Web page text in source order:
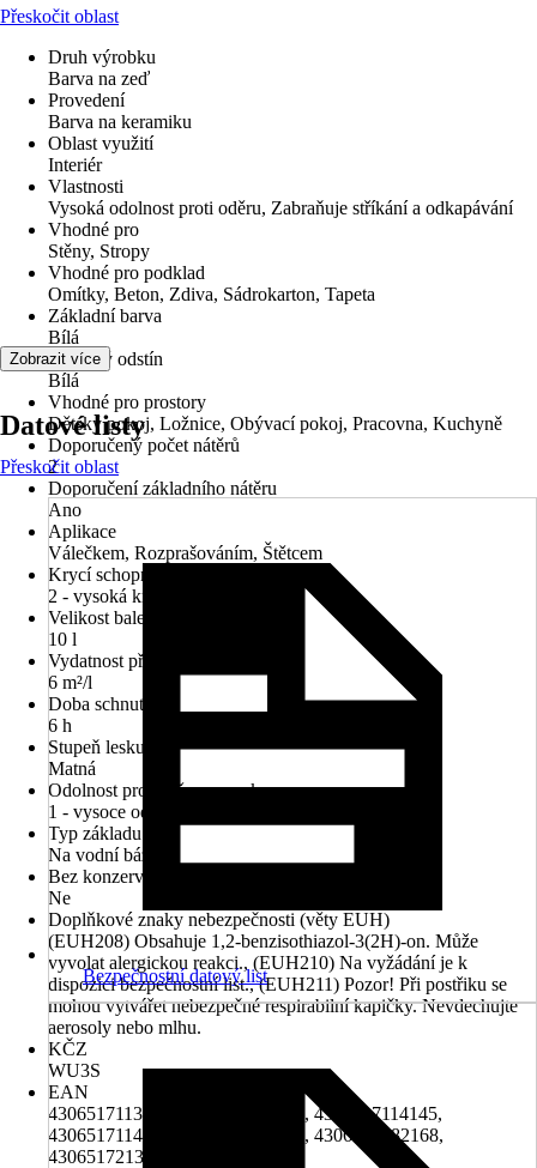
Přeskočit oblast
Druh výrobku
Barva na zeď
Provedení
Barva na keramiku
Oblast využití
Interiér
Vlastnosti
Vysoká odolnost proti oděru, Zabraňuje stříkání a odkapávání
Vhodné pro
Stěny, Stropy
Vhodné pro podklad
Omítky, Beton, Zdiva, Sádrokarton, Tapeta
Základní barva
Bílá
Barevný odstín
Bílá
Vhodné pro prostory
Dětský pokoj, Ložnice, Obývací pokoj, Pracovna, Kuchyně
Doporučený počet nátěrů
2
Doporučení základního nátěru
Ano
Aplikace
Válečkem, Rozprašováním, Štětcem
Krycí schopnost
2 - vysoká krycí síla
Velikost balení
10 l
Vydatnost při jednom nátěru
6 m²/l
Doba schnutí cca
6 h
Stupeň lesku
Matná
Odolnost proti otěru za mokra
1 - vysoce odolné proti oděru
Typ základu
Na vodní bázi
Bez konzervačních látek
Ne
Doplňkové znaky nebezpečnosti (věty EUH)
(EUH208) Obsahuje 1,2-benzisothiazol-3(2H)-on. Může
vyvolat alergickou reakci., (EUH210) Na vyžádání je k
dispozici bezpečnostní list., (EUH211) Pozor! Při postřiku se
mohou vytvářet nebezpečné respirabilní kapičky. Nevdechujte
aerosoly nebo mlhu.
KČZ
WU3S
EAN
4306517113629, 4306517113919, 4306517114145,
4306517114411, 4306517142216, 4306517182168,
4306517213190
Zobrazit více
Datové listy
Přeskočit oblast
Bezpečnostní datový list